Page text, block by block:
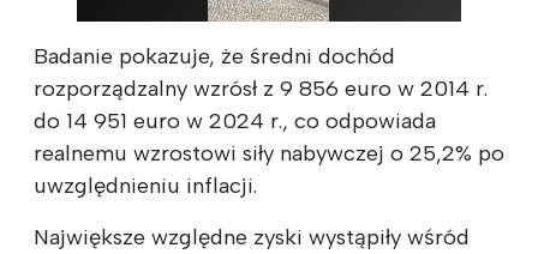
Badanie pokazuje, że średni dochód
rozporządzalny wzrósł z 9 856 euro w 2014 r.
do 14 951 euro w 2024 r., co odpowiada
realnemu wzrostowi siły nabywczej o 25,2% po
uwzględnieniu inflacji.
Największe względne zyski wystąpiły wśród